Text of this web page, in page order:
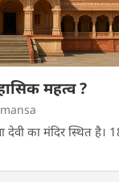
महत्व ?
देवी का मंदिर स्थित है।